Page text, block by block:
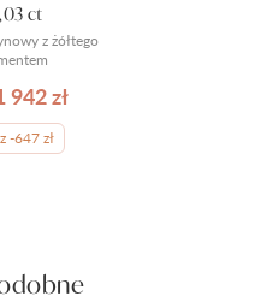
z żółtego
ct
942 zł
-647 zł